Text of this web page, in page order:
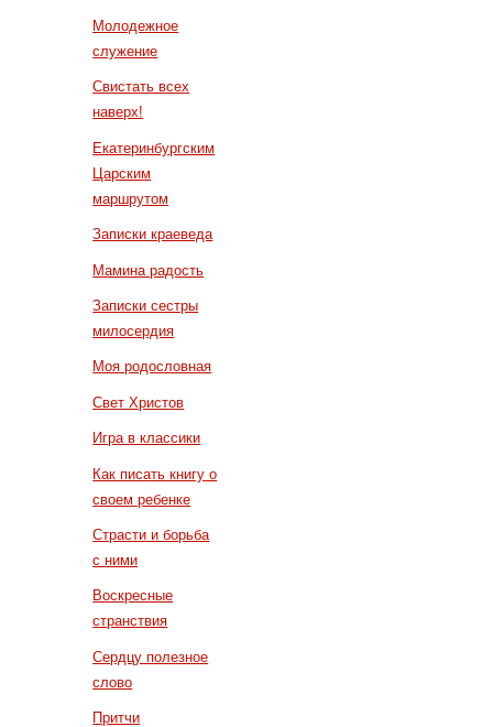
Молодежное
служение
Свистать всех
наверх!
Екатеринбургским
Царским
маршрутом
Записки краеведа
Мамина радость
Записки сестры
милосердия
Моя родословная
Свет Христов
Игра в классики
Как писать книгу о
своем ребенке
Страсти и борьба
с ними
Воскресные
странствия
Сердцу полезное
слово
Притчи